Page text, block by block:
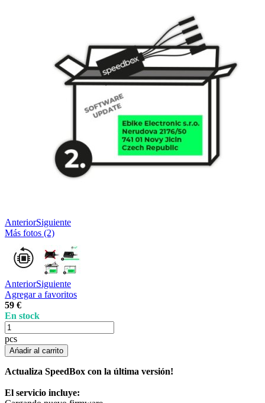
AnteriorSiguiente
Más fotos (2)
AnteriorSiguiente
Agregar a favoritos
59 €
En stock
pcs
Ańadir al carrito
Actualiza SpeedBox con la última versión!
El servicio incluye: